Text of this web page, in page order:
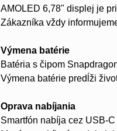
AMOLED 6,78" displej je
Zákazníka vždy
Výmena batérie
Batéria s čipom
Výmena batérie predĺži
Oprava nabíjania
Smartfón nabíja cez USB-